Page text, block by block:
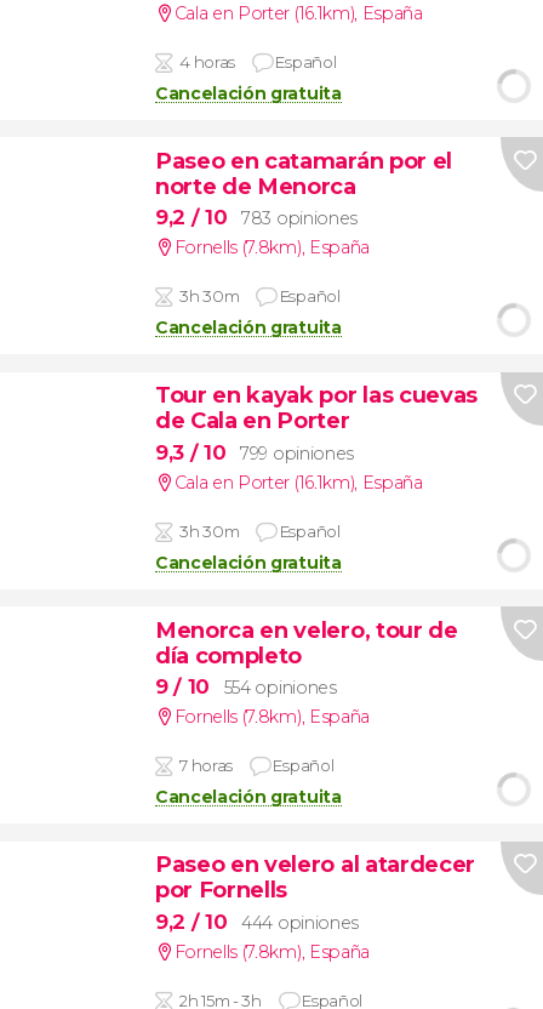
Cala en Porter (16.1km), España
4 horas Español
Cancelación gratuita
Paseo en catamarán por el
norte de Menorca
9,2 / 10
783 opiniones
Fornells (7.8km), España
3h 30m Español
Cancelación gratuita
Tour en kayak por las cuevas
de Cala en Porter
9,3 / 10
799 opiniones
Cala en Porter (16.1km), España
3h 30m Español
Cancelación gratuita
Menorca en velero, tour de
día completo
9/ 10
554 opiniones
Fornells (7.8km), España
7 horas Español
Cancelación gratuita
Paseo en velero al atardecer
por Fornells
9,2 / 10
444 opiniones
Fornells (7.8km), España
2h 15m - 3h Español